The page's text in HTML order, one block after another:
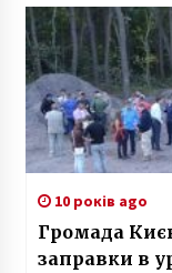
10 років ago
Громада
заправки в